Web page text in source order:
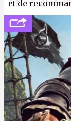
et de
votre famille
dans la rue.